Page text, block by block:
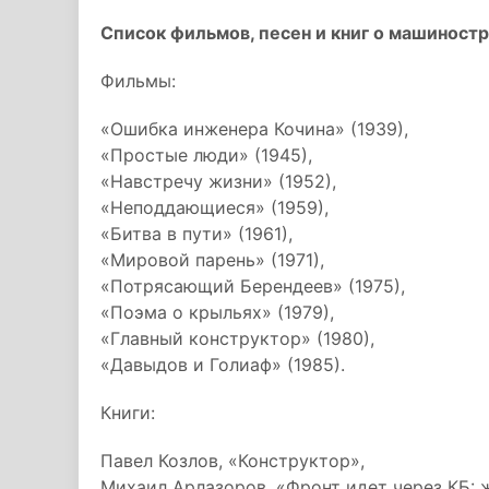
Список фильмов, песен и книг о
Фильмы:
«Ошибка инженера Кочина» (1939),
«Простые люди» (1945),
«Навстречу жизни» (1952),
«Неподдающиеся» (1959),
«Битва в пути» (1961),
«Мировой парень» (1971),
«Потрясающий Берендеев» (1975),
«Поэма о крыльях» (1979),
«Главный конструктор» (1980),
«Давыдов и Голиаф» (1985).
Книги:
Павел Козлов, «Конструктор»,